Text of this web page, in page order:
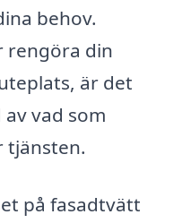
behov.
rengöra din
är det
vad som
tjänsten.
på fasadtvätt